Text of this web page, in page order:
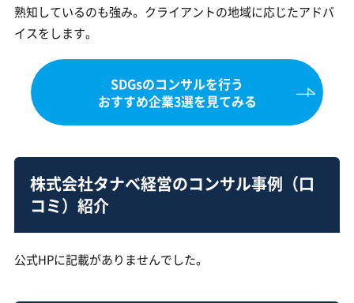
熟知しているのも強み。クライアントの地域に応じたアドバ
イスをします。
SDGsのコンサルを行う
おすすめ企業3選を見てみる
株式会社タナベ経営のコンサル事例（口
コミ）紹介
公式HPに記載がありませんでした。